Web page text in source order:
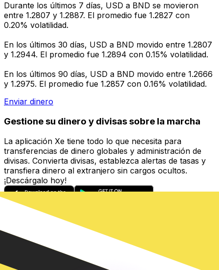
Durante los últimos 7 días, USD a BND se movieron
entre 1.2807 y 1.2887. El promedio fue 1.2827 con
0.20% volatilidad.
En los últimos 30 días, USD a BND movido entre 1.2807
y 1.2944. El promedio fue 1.2894 con 0.15% volatilidad.
En los últimos 90 días, USD a BND movido entre 1.2666
y 1.2975. El promedio fue 1.2857 con 0.16% volatilidad.
Enviar dinero
Gestione su dinero y divisas sobre la marcha
La aplicación Xe tiene todo lo que necesita para
transferencias de dinero globales y administración de
divisas. Convierta divisas, establezca alertas de tasas y
transfiera dinero al extranjero sin cargos ocultos.
¡Descárgalo hoy!